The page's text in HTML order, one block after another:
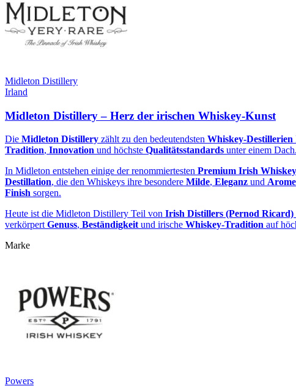
Midleton Distillery
Irland
Midleton Distillery – Herz der irischen Whiskey‑Kunst
Die Midleton Distillery zählt zu den bedeutendsten
Tradition, Innovation und höchste Qualitätsstandards unter einem Dach.
In Midleton entstehen einige der renommiertesten Premium Irish
Destillation, die den Whiskeys ihre besondere Milde, Eleganz und
Finish sorgen.
Heute ist die Midleton Distillery Teil von Irish Distillers (Pernod Ricard)
verkörpert Genuss, Beständigkeit und irische Whiskey‑Tradition auf
Marke
Powers